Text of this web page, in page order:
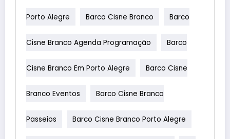
Porto Alegre Barco Cisne Branco Barco
Cisne Branco Agenda Programação Barco
Cisne Branco Em Porto Alegre Barco Cisne
Branco Eventos Barco Cisne Branco
Passeios Barco Cisne Branco Porto Alegre